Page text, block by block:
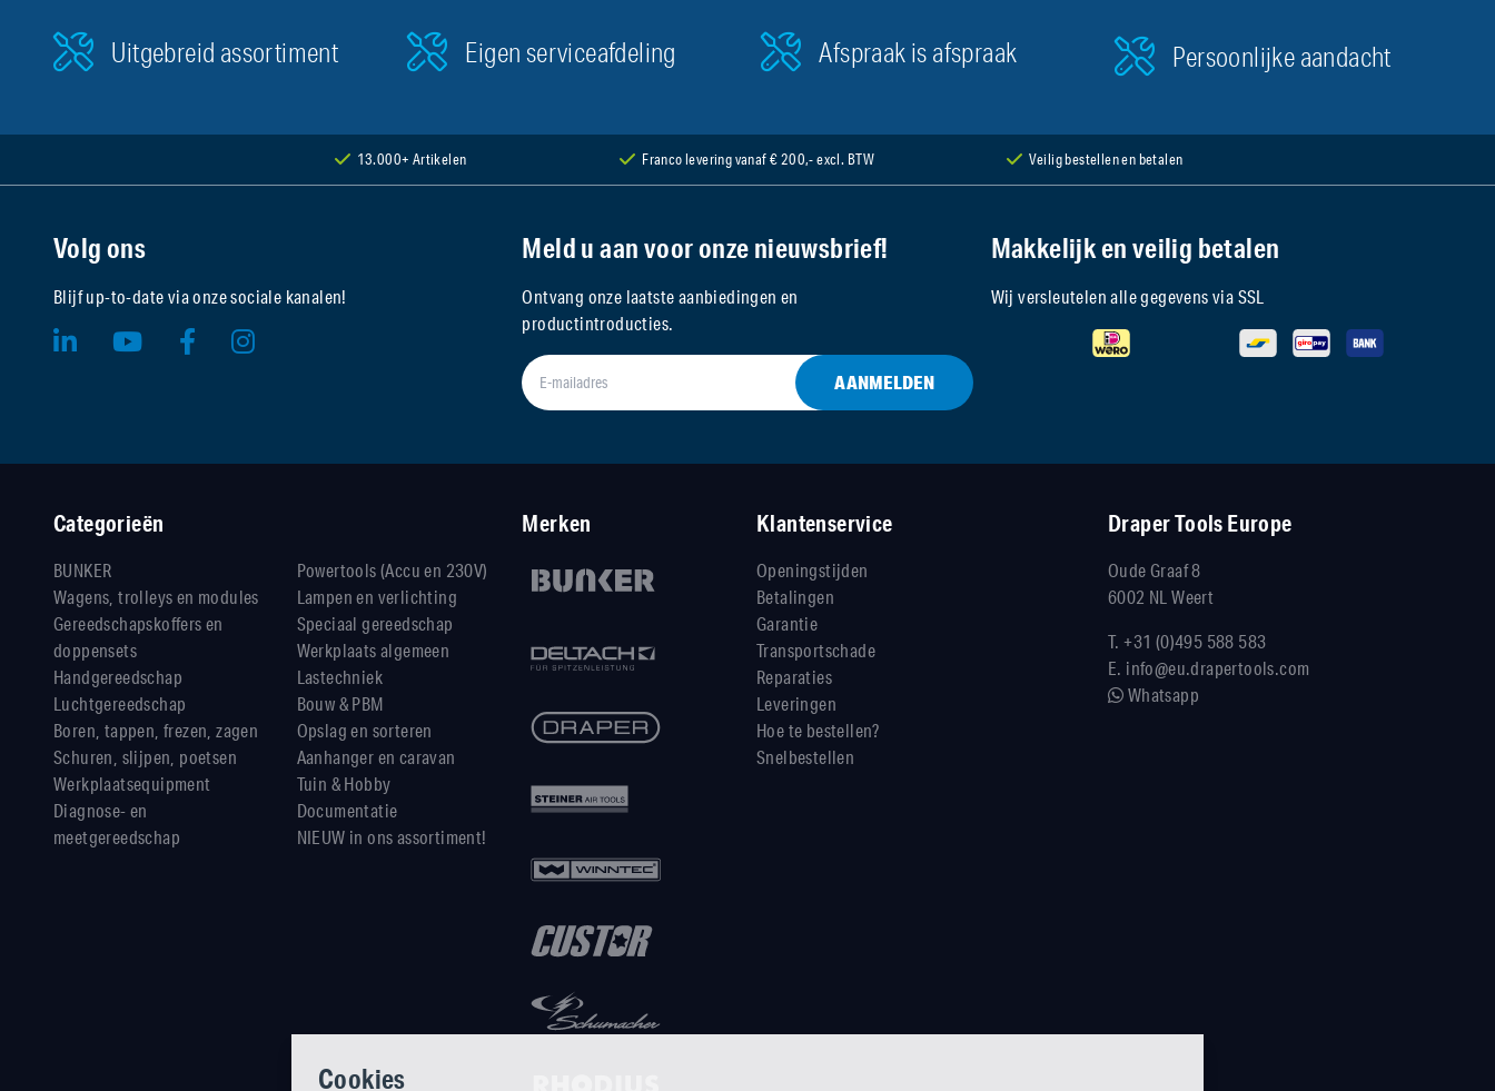
Uitgebreid assortiment Eigen serviceafdeling Afspraak is afspraak Persoonlijke aandacht
13.000+ Artikelen Franco levering vanaf € 200,- excl. BTW Veilig bestellen en betalen
Volg ons
Blijf up-to-date via onze sociale kanalen!
Meld u aan voor onze nieuwsbrief!
Ontvang onze laatste aanbiedingen en
productintroducties.
AANMELDEN
Makkelijk en veilig betalen
Wij versleutelen alle gegevens via SSL
Categorieën
BUNKER
Wagens, trolleys en modules
Gereedschapskoffers en
doppensets
Handgereedschap
Luchtgereedschap
Boren, tappen, frezen, zagen
Schuren, slijpen, poetsen
Werkplaatsequipment
Diagnose- en
meetgereedschap
Powertools (Accu en 230V)
Lampen en verlichting
Speciaal gereedschap
Werkplaats algemeen
Lastechniek
Bouw & PBM
Opslag en sorteren
Aanhanger en caravan
Tuin & Hobby
Documentatie
NIEUW in ons assortiment!
Merken Klantenservice
Openingstijden
Betalingen
Garantie
Transportschade
Reparaties
Leveringen
Hoe te bestellen?
Snelbestellen
Draper Tools Europe
Oude Graaf 8
6002 NL Weert
T.+31 (0)495 588 583
E. info@eu.drapertools.com
Whatsapp
Cookies